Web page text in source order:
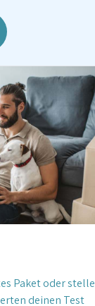
Paket oder stelle
deinen Test